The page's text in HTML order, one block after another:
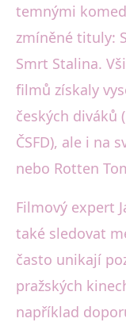
temnými
zmíněné tituly:
Smrt Stalina.
filmů získaly
českých diváků
ČSFD), ale i na
nebo Rotten
Filmový expert
také sledovat
často unikají
pražských
například